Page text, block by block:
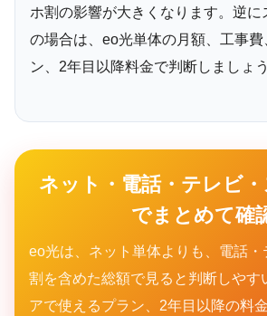
ホ割の影響が大きくなります。逆に
の場合は、eo光単体の月額、工事
ン、2年目以降料金で判断しましょう
ネット・電話・テレビ
でまとめて確
eo光は、ネット単体よりも、電話・
割を含めた総額で見ると判断しやす
アで使えるプラン、2年目以降の料